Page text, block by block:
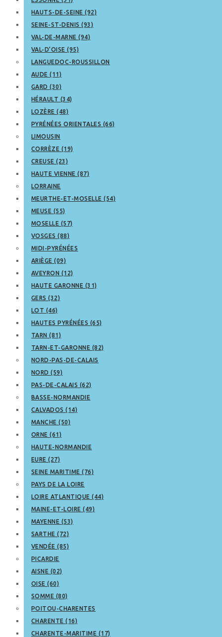
HAUTS-DE-SEINE (92)
SEINE-ST-DENIS (93)
VAL-DE-MARNE (94)
VAL-D’OISE (95)
LANGUEDOC-ROUSSILLON
AUDE (11)
GARD (30)
HÉRAULT (34)
LOZÈRE (48)
PYRÉNÉES ORIENTALES (66)
LIMOUSIN
CORRÈZE (19)
CREUSE (23)
HAUTE VIENNE (87)
LORRAINE
MEURTHE-ET-MOSELLE (54)
MEUSE (55)
MOSELLE (57)
VOSGES (88)
MIDI-PYRÉNÉES
ARIÈGE (09)
AVEYRON (12)
HAUTE GARONNE (31)
GERS (32)
LOT (46)
HAUTES PYRÉNÉES (65)
TARN (81)
TARN-ET-GARONNE (82)
NORD-PAS-DE-CALAIS
NORD (59)
PAS-DE-CALAIS (62)
BASSE-NORMANDIE
CALVADOS (14)
MANCHE (50)
ORNE (61)
HAUTE-NORMANDIE
EURE (27)
SEINE MARITIME (76)
PAYS DE LA LOIRE
LOIRE ATLANTIQUE (44)
MAINE-ET-LOIRE (49)
MAYENNE (53)
SARTHE (72)
VENDÉE (85)
PICARDIE
AISNE (02)
OISE (60)
SOMME (80)
POITOU-CHARENTES
CHARENTE (16)
CHARENTE-MARITIME (17)